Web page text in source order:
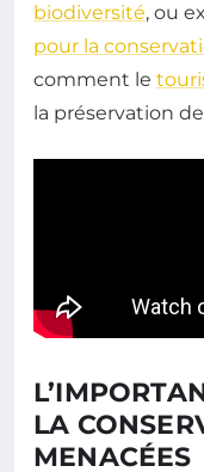
biodiversité, ou
pour la
comment le
la préservation
LA
MENACÉES